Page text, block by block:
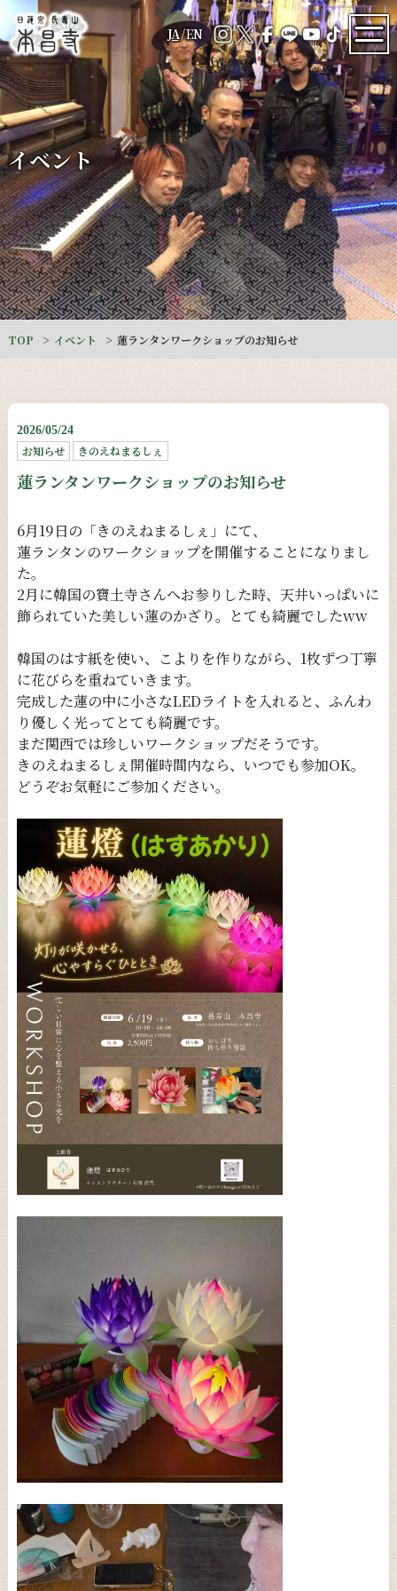
JA/EN
イベント
TOP イベント 蓮ランタンワークショップのお知らせ
2026/05/24
お知らせ きのえねまるしぇ
蓮ランタンワークショップのお知らせ
6月19日の「きのえねまるしぇ」にて、
蓮ランタンのワークショップを開催することになりまし
た。
2月に韓国の寶土寺さんへお参りした時、天井いっぱいに
飾られていた美しい蓮のかざり。とても綺麗でしたww
韓国のはす紙を使い、こよりを作りながら、1枚ずつ丁寧
に花びらを重ねていきます。
完成した蓮の中に小さなLEDライトを入れると、ふんわ
り優しく光ってとても綺麗です。
まだ関西では珍しいワークショップだそうです。
きのえねまるしぇ開催時間内なら、いつでも参加OK。
どうぞお気軽にご参加ください。